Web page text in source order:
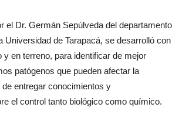
el Dr. Germán Sepúlveda del departamento
Universidad de Tarapacá, se desarrolló con
y en terreno, para identificar de mejor
patógenos que pueden afectar la
entregar conocimientos y
el control tanto biológico como químico.